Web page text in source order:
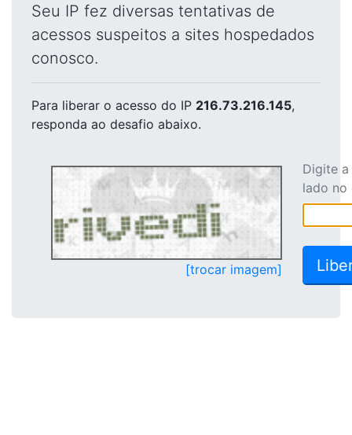
Seu IP fez diversas tentativas de
acessos suspeitos a sites hospedados
conosco.
Para liberar o acesso do IP 216.73.216.145,
responda ao desafio abaixo.
[trocar imagem]
Digite
lado no